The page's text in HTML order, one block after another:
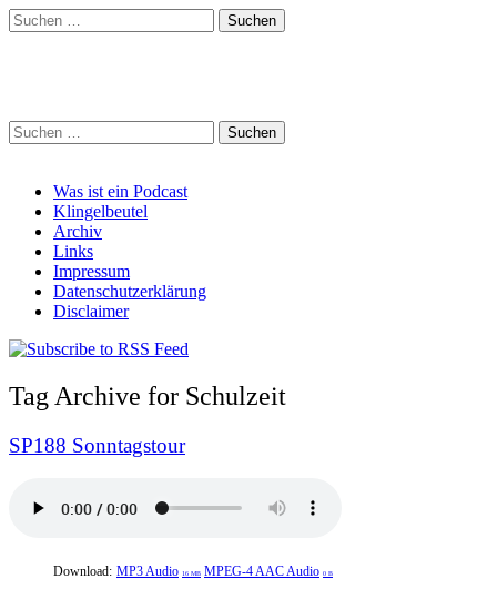
Suchen
nach:
Suchen
nach:
Main
menu
Skip
content
Was ist ein Podcast
Klingelbeutel
Archiv
Links
Impressum
Datenschutzerklärung
Disclaimer
Tag Archive for Schulzeit
SP188 Sonntagstour
Download: MP3 Audio 16 MB MPEG-4 AAC Audio 0 B